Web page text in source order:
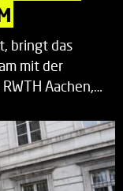
bringt das
mit der
Aachen,…